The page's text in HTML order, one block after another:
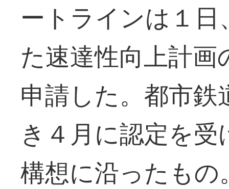
ートラインは１
た速達性向上計
申請した。都市
き４月に認定を
構想に沿ったもの